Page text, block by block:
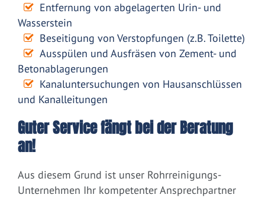
Entfernung von abgelagerten Urin- und
Wasserstein
Beseitigung von Verstopfungen (z.B. Toilette)
Ausspülen und Ausfräsen von Zement- und
Betonablagerungen
Kanaluntersuchungen von Hausanschlüssen
und Kanalleitungen
Guter Service fängt bei der Beratung
an!
Aus diesem Grund ist unser Rohrreinigungs-
Unternehmen Ihr kompetenter Ansprechpartner